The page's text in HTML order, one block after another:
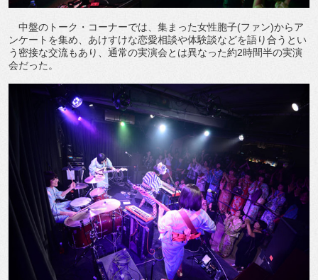
中盤のトーク・コーナーでは、集まった女性胞子(ファン)からア
ンケートを集め、あけすけな恋愛相談や体験談などを語り合うとい
う密接な交流もあり、通常の実演会とは異なった約2時間半の実演
会だった。